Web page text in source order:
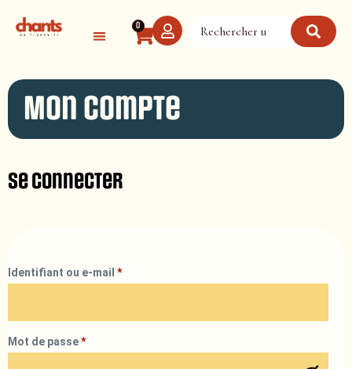
0
Mon compte
Se connecter
Identifiant ou e-mail *
Mot de passe*